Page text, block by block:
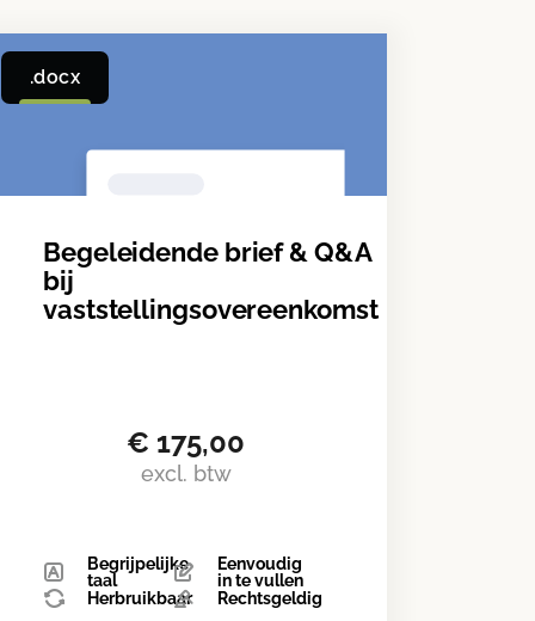
.docx
Begeleidende brief & Q&A
bij
vaststellingsovereenkomst
€ 175,00
excl. btw
Begrijpelijke
taal
Eenvoudig
in te vullen
Herbruikbaar
Rechtsgeldig